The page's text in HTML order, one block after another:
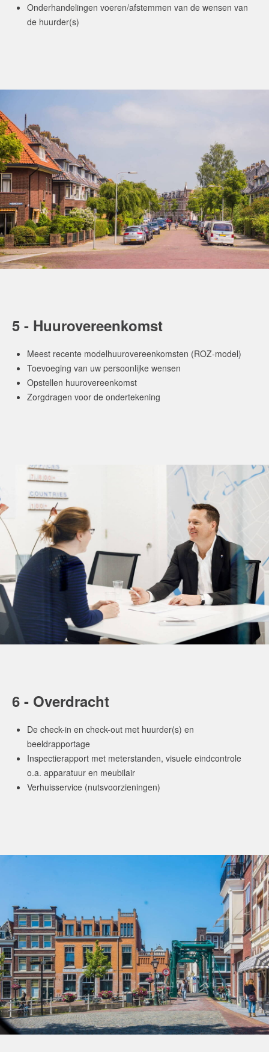
Onderhandelingen voeren/afstemmen van de wensen van
de huurder(s)
5 - Huurovereenkomst
Meest recente modelhuurovereenkomsten (ROZ-model)
Toevoeging van uw persoonlijke wensen
Opstellen huurovereenkomst
Zorgdragen voor de ondertekening
6 - Overdracht
De check-in en check-out met huurder(s) en
beeldrapportage
Inspectierapport met meterstanden, visuele eindcontrole
o.a. apparatuur en meubilair
Verhuisservice (nutsvoorzieningen)